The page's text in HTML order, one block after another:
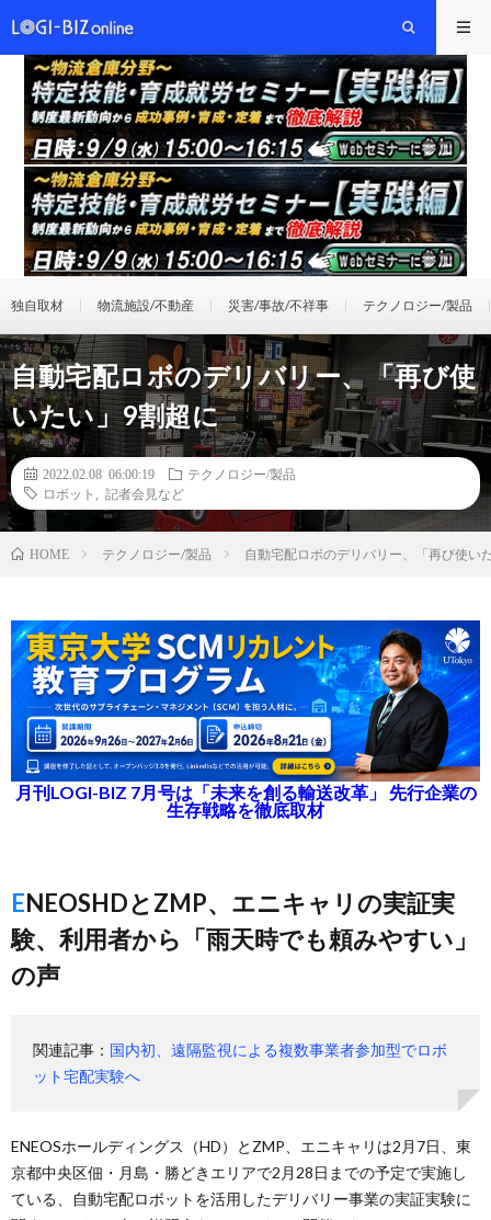
独自取材 物流施設/不動産 災害/事故/不祥事 テクノロジー/製品
自動宅配ロボのデリバリー、「再び使
いたい」9割超に
2022.02.08 06:00:19
テクノロジー/製品
ロボット
記者会見など
HOME テクノロジー/製品 自動宅配ロボのデリバリー、「再び使い
月刊LOGI-BIZ 7月号は「未来を創る輸送改革」 先行企業の
生存戦略を徹底取材
ENEOSHDとZMP、エニキャリの実証実
験、利用者から「雨天時でも頼みやすい」
の声
関連記事： 国内初、遠隔監視による複数事業者参加型でロボ
ット宅配実験へ
ENEOSホールディングス（HD）とZMP、エニキャリは2月7日、東
京都中央区佃・月島・勝どきエリアで2月28日までの予定で実施し
ている、自動宅配ロボットを活用したデリバリー事業の実証実験に